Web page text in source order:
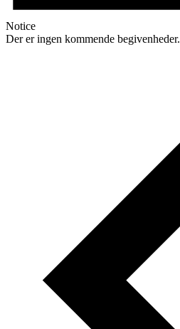
Notice
Der er ingen kommende begivenheder.